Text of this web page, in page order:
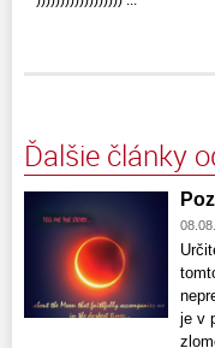
Ďalšie články
je v